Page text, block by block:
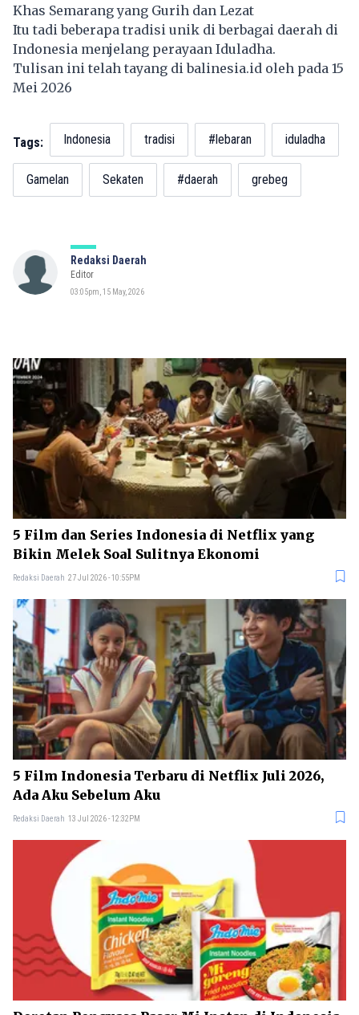
Khas Semarang yang Gurih dan Lezat
Itu tadi beberapa tradisi unik di berbagai daerah di
Indonesia menjelang perayaan Iduladha.
Tulisan ini telah tayang dibalinesia.id oleh pada 15
Mei 2026
Tags: Indonesia tradisi #lebaran iduladha
Gamelan Sekaten #daerah grebeg
Redaksi Daerah
Editor
03:05pm, 15 May, 2026
5 Film dan Series Indonesia di Netflix yang
Bikin Melek Soal Sulitnya Ekonomi
Redaksi Daerah 27 Jul 2026 - 10:55PM
5 Film Indonesia Terbaru di Netflix Juli 2026,
Ada Aku Sebelum Aku
Redaksi Daerah 13 Jul 2026 - 12:32PM